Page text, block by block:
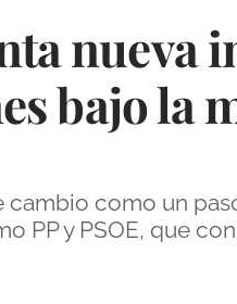
nueva
bajo la
como un
PP y PSOE, que